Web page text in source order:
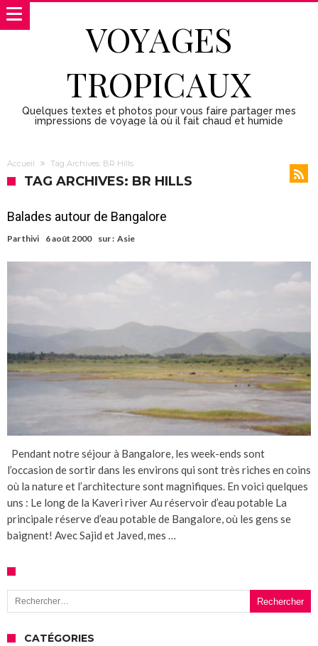
VOYAGES
TROPICAUX
Quelques textes et photos pour vous faire partager mes
impressions de voyage là où il fait chaud et humide
Accueil Tag Archives: BR Hills
TAG ARCHIVES: BR HILLS
Balades autour de Bangalore
Parthivi 6 août 2000 sur : Asie
Pendant notre séjour à Bangalore, les week-ends sont
l’occasion de sortir dans les environs qui sont très riches en coins
où la nature et l’architecture sont magnifiques. En voici quelques
uns : Le long de la Kaveri river Au réservoir d’eau potable La
principale réserve d’eau potable de Bangalore, où les gens se
baignent! Avec Sajid et Javed, mes …
Rechercher :
CATÉGORIES